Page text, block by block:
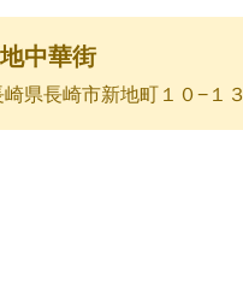
中華街
県長崎市新地町１０−１３